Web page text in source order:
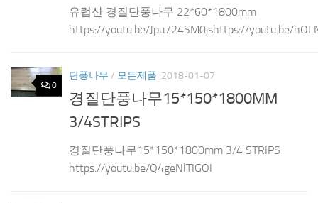
유럽산 경질단풍나무 22*60*1800mm
https://youtu.be/Jpu724SM0jshttps://youtu.be/
0
단풍나무 / 모든제품 2018-01-07
경질단풍나무15*150*1800MM
3/4STRIPS
경질단풍나무15*150*1800mm 3/4 STRIPS
https://youtu.be/Q4geNlTIGOI